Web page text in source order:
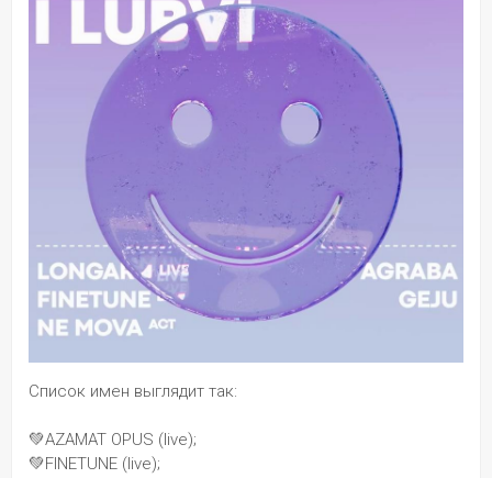
Список имен выглядит так:
💚AZAMAT OPUS (live);
💚FINETUNE (live);